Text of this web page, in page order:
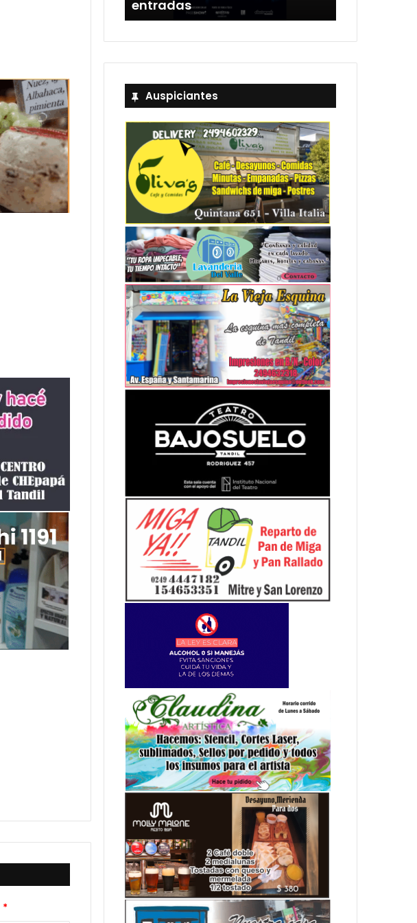
*
entradas
Auspiciantes